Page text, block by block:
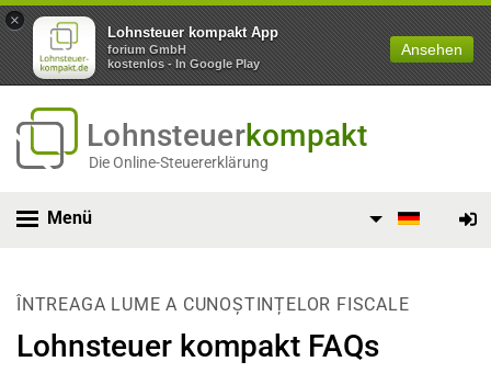
×
Lohnsteuer kompakt App
forium GmbH
kostenlos - In Google Play
Ansehen
Lohnsteuerkompakt
Die Online-Steuererklärung
Menü
ÎNTREAGA LUME A CUNOȘTINȚELOR FISCALE
Lohnsteuer kompakt FAQs